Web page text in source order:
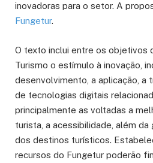
inovadoras para o setor. A
Fungetur.
O texto inclui entre os objetivos
Turismo o estímulo à inovação,
desenvolvimento, a aplicação, a
de tecnologias digitais
principalmente as voltadas a
turista, a acessibilidade, além
dos destinos turísticos.
recursos do Fungetur poderão